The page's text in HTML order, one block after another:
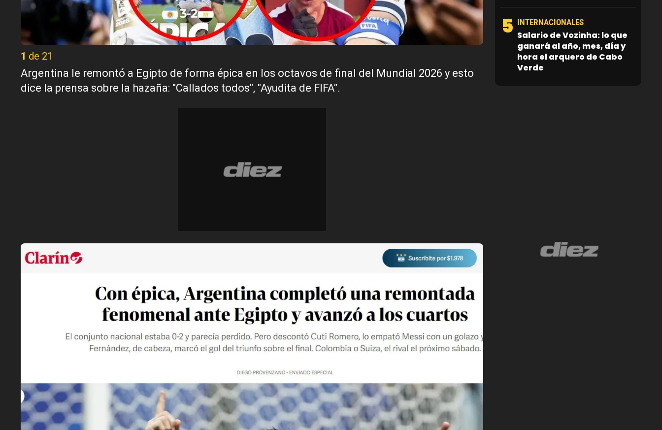
1 de 21
Argentina le remontó a Egipto de forma épica en los octavos de final del Mundial 2026 y esto
dice la prensa sobre la hazaña: "Callados todos", "Ayudita de FIFA".
5 INTERNACIONALES
Salario de Vozinha: lo que
ganará al año, mes, día y
hora el arquero de Cabo
Verde